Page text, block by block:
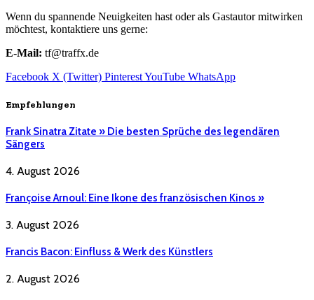
Wenn du spannende Neuigkeiten hast oder als Gastautor mitwirken
möchtest, kontaktiere uns gerne:
E-Mail: tf@traffx.de
Facebook X (Twitter) PinterestYouTube WhatsApp
Empfehlungen
Frank Sinatra Zitate » Die besten Sprüche des legendären
Sängers
4. August 2026
Françoise Arnoul: Eine Ikone des französischen Kinos »
3. August 2026
Francis Bacon: Einfluss & Werk des Künstlers
2. August 2026